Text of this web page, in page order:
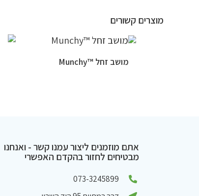
מוצרים קשורים
מושב זחל ™Munchy
אתם מוזמנים ליצור עמנו קשר - ואנחנו
מבטיחים לחזור בהקדם האפשרי
073-3245899